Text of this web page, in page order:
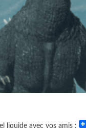
liquide avec vos amis :